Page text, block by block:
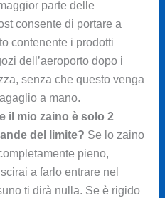
parte delle
consente di portare a
contenente i prodotti
dell’aeroporto dopo i
senza che questo venga
a mano.
il mio zaino è solo 2
del limite? Se lo zaino
pieno,
a farlo entrare nel
ti dirà nulla. Se è rigido